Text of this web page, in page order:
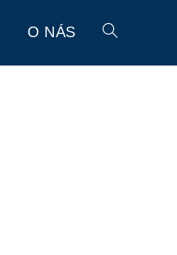
O NÁS